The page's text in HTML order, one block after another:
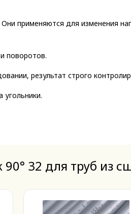
применяются для изменения
поворотов.
результат строго
угольники.
32 для труб из